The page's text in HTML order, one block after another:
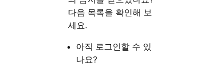
다음 목록을 확인해 보
세요.
아직 로그인할 수 있
나요?